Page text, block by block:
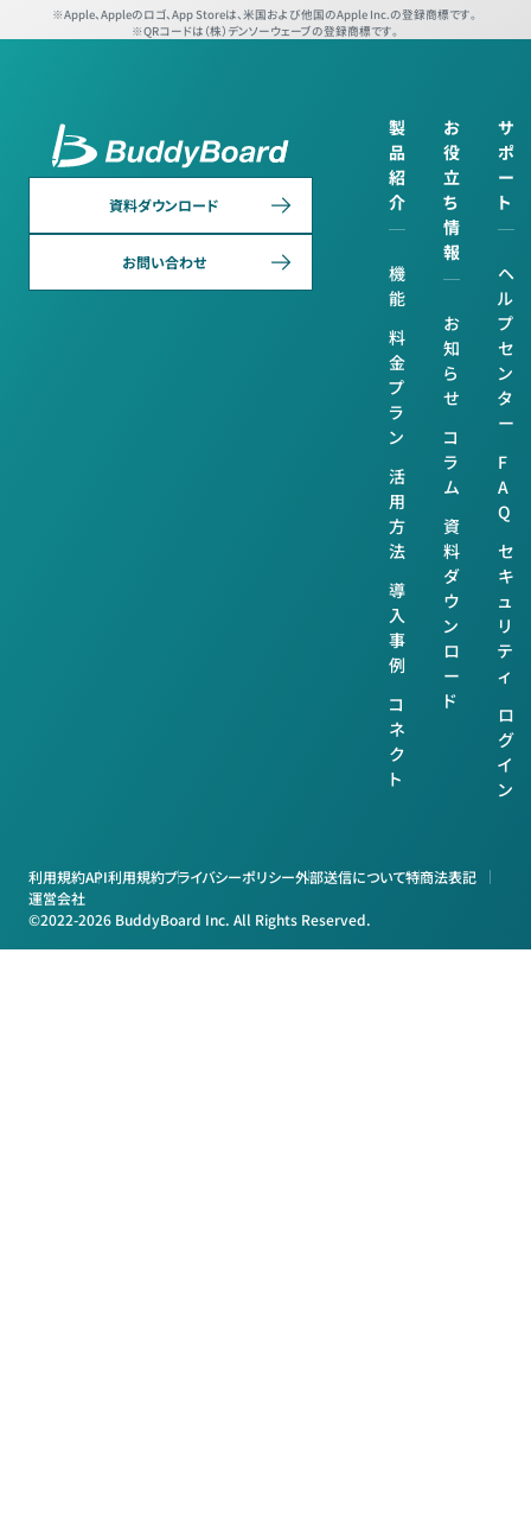
Apple、Appleのロゴ、App Storeは、米国および他国のApple Inc.の登録商標です。
QRコードは（株）デンソーウェーブの登録商標です。
資料ダウンロード
お問い合わせ
製
品
紹
介
機
能
料
金
プ
ラ
ン
活
用
方
法
導
入
事
例
コ
ネ
ク
ト
お
役
立
ち
情
報
お
知
ら
せ
コ
ラ
ム
資
料
ダ
ウ
ン
ロ
ー
ド
サ
ポ
ー
ト
ヘ
ル
プ
セ
ン
タ
ー
F
A
Q
セ
キ
ュ
リ
テ
ィ
ロ
グ
イ
ン
利用規約API利用規約プライバシーポリシー外部送信について特商法表記
運営会社
©2022-2026 BuddyBoard Inc. All Rights Reserved.